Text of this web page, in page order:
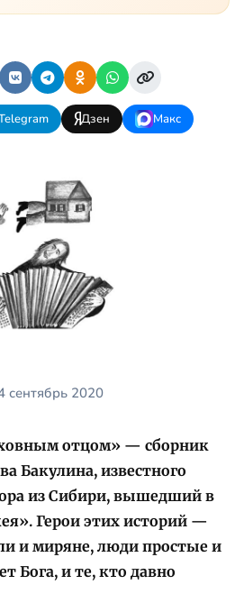
Дзен Макс
сентябрь 2020
отцом» — сборник
Бакулина, известного
из Сибири, вышедший в
Герои этих историй —
и миряне, люди простые и
Бога, и те, кто давно